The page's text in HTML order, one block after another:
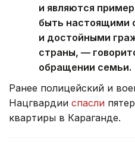
и являются
быть настоящими
и достойными
страны, —
обращении семьи.
Ранее полицейский и
Нацгвардии спасли
квартиры в Караганде.